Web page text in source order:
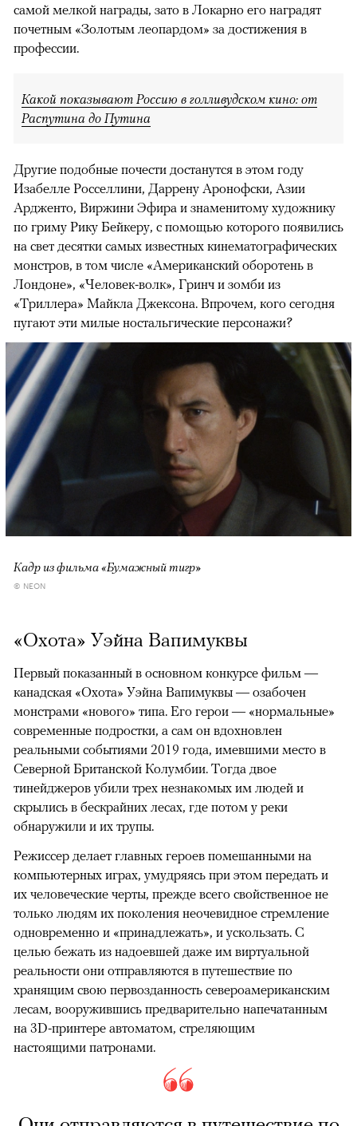
самой мелкой награды, зато в Локарно его наградят
почетным «Золотым леопардом» за достижения в
профессии.
Какой показывают Россию в голливудском кино: от
Распутина до Путина
Другие подобные почести достанутся в этом году
Изабелле Росселлини, Даррену Аронофски, Азии
Ардженто, Виржини Эфира и знаменитому художнику
по гриму Рику Бейкеру, с помощью которого появились
на свет десятки самых известных кинематографических
монстров, в том числе «Американский оборотень в
Лондоне», «Человек-волк», Гринч и зомби из
«Триллера» Майкла Джексона. Впрочем, кого сегодня
пугают эти милые ностальгические персонажи?
Кадр из фильма «Бумажный тигр»
© NEON
«Охота» Уэйна Вапимуквы
Первый показанный в основном конкурсе фильм —
канадская «Охота» Уэйна Вапимуквы — озабочен
монстрами «нового» типа. Его герои — «нормальные»
современные подростки, а сам он вдохновлен
реальными событиями 2019 года, имевшими место в
Северной Британской Колумбии. Тогда двое
тинейджеров убили трех незнакомых им людей и
скрылись в бескрайних лесах, где потом у реки
обнаружили и их трупы.
Режиссер делает главных героев помешанными на
компьютерных играх, умудряясь при этом передать и
их человеческие черты, прежде всего свойственное не
только людям их поколения неочевидное стремление
одновременно и «принадлежать», и ускользать. С
целью бежать из надоевшей даже им виртуальной
реальности они отправляются в путешествие по
хранящим свою первозданность североамериканским
лесам, вооружившись предварительно напечатанным
на 3D-принтере автоматом, стреляющим
настоящими патронами.